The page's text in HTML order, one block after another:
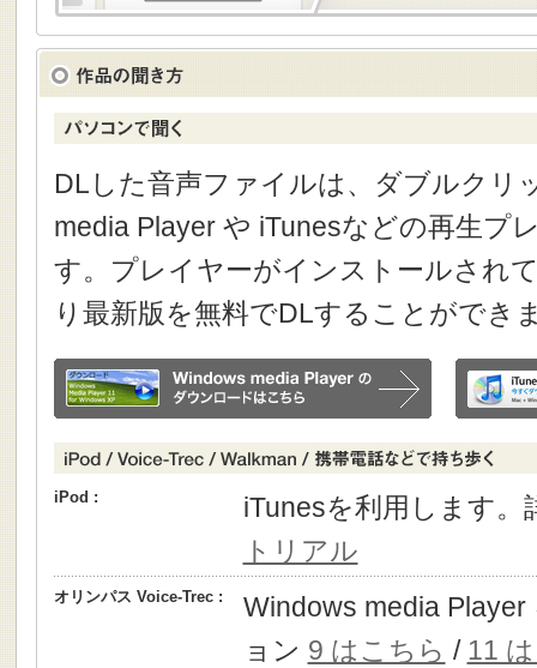
DLした音声ファイルは、ダブルクリ
media Player や iTunesなどの再生プ
す。プレイヤーがインストールされ
り最新版を無料でDLすることができ
iPod :
iTunesを利用します
トリアル
オリンパス Voice-Trec :
Windows media
ョン 9 はこちら / 11